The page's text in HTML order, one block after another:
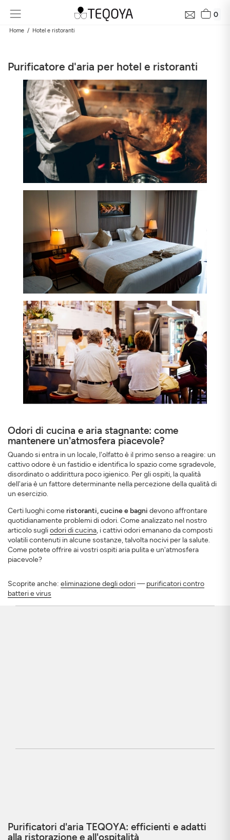
0
Home Hotel e ristoranti
Purificatore d'aria per hotel e ristoranti
Odori di cucina e aria stagnante: come
mantenere un'atmosfera piacevole?
Quando si entra in un locale, l'olfatto è il primo senso a reagire: un
cattivo odore è un fastidio e identifica lo spazio come sgradevole,
disordinato o addirittura poco igienico. Per gli ospiti, la qualità
dell'aria è un fattore determinante nella percezione della qualità di
un esercizio.
Certi luoghi comeristoranti, cucine e bagni devono affrontare
quotidianamente problemi di odori. Come analizzato nel nostro
articolo sugliodori di cucina, i cattivi odori emanano da composti
volatili contenuti in alcune sostanze, talvolta nocivi per la salute.
Come potete offrire ai vostri ospiti aria pulita e un'atmosfera
piacevole?
Scoprite anche: eliminazione degli odori—purificatori contro
batteri e virus
Purificatori d'aria TEQOYA: efficienti e adatti
alla ristorazione e all'ospitalità